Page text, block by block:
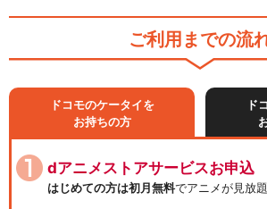
ご利用までの流
ドコモのケータイを
お持ちの方
ド
dアニメストアサービスお申込
はじめての方は初月無料でアニメが見放題